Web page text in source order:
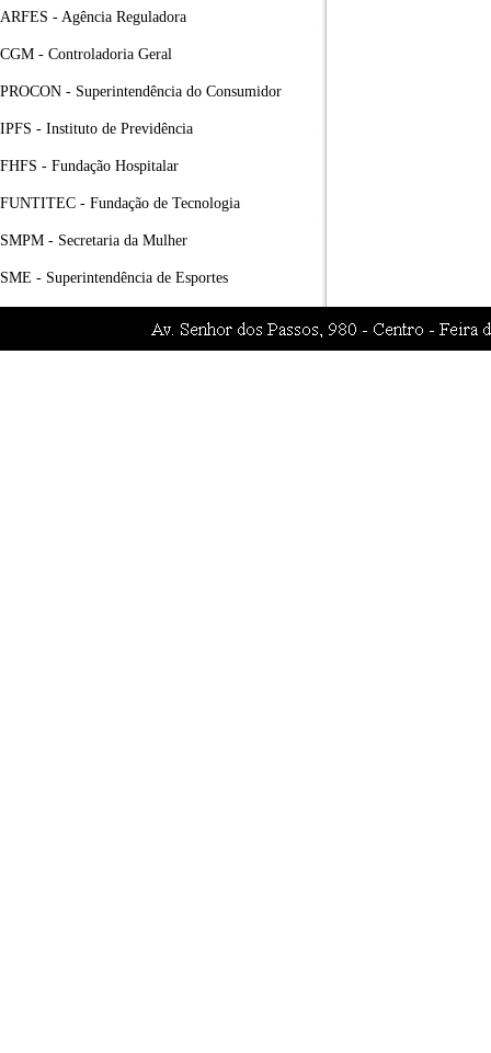
ARFES - Agência Reguladora
CGM - Controladoria Geral
PROCON - Superintendência do Consumidor
IPFS - Instituto de Previdência
FHFS - Fundação Hospitalar
FUNTITEC - Fundação de Tecnologia
SMPM - Secretaria da Mulher
SME - Superintendência de Esportes